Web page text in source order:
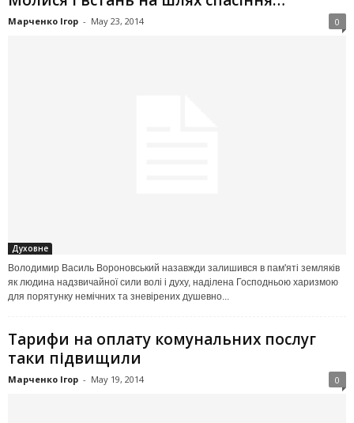
Марченко Ігор - May 23, 2014 0
Духовне
Володимир Василь Вороновський назавжди залишився в пам'яті земляків
як людина надзвичайної сили волі і духу, наділена Господньою харизмою
для порятунку немічних та зневірених душевно...
Тарифи на оплату комунальних послуг
таки підвищили
Марченко Ігор - May 19, 2014 0